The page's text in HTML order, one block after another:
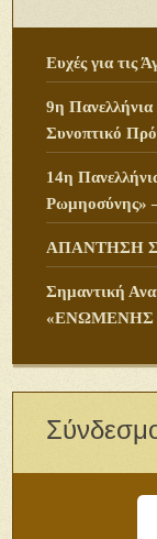
Ευχές για τις
9η
Συνοπτικό
14η
Ρωμηοσύνης»
ΑΠΑΝΤΗΣΗ
Σημαντική
«ΕΝΩΜΕΝΗΣ